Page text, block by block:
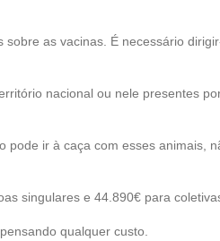
as vacinas. É necessário
nacional ou nele presentes
pode ir à caça com esses animais,
singulares e 44.890€ para
qualquer custo.